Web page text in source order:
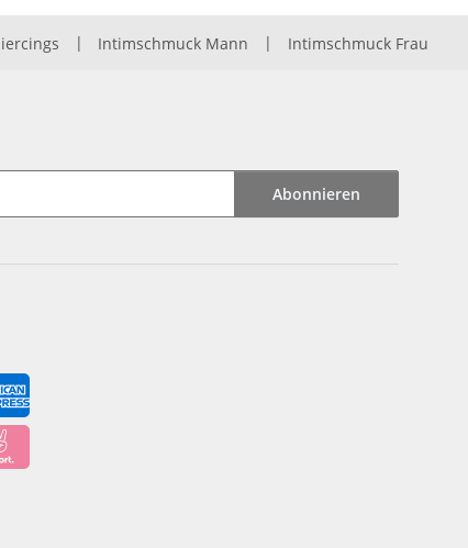
| Intimschmuck Mann | Intimschmuck Frau
Abonnieren